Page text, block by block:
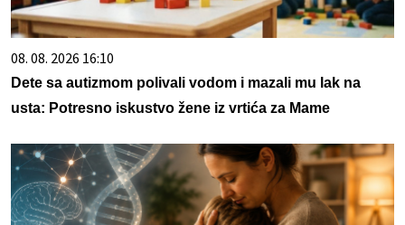
08. 08. 2026 16:10
Dete sa autizmom polivali vodom i mazali mu lak na
usta: Potresno iskustvo žene iz vrtića za Mame